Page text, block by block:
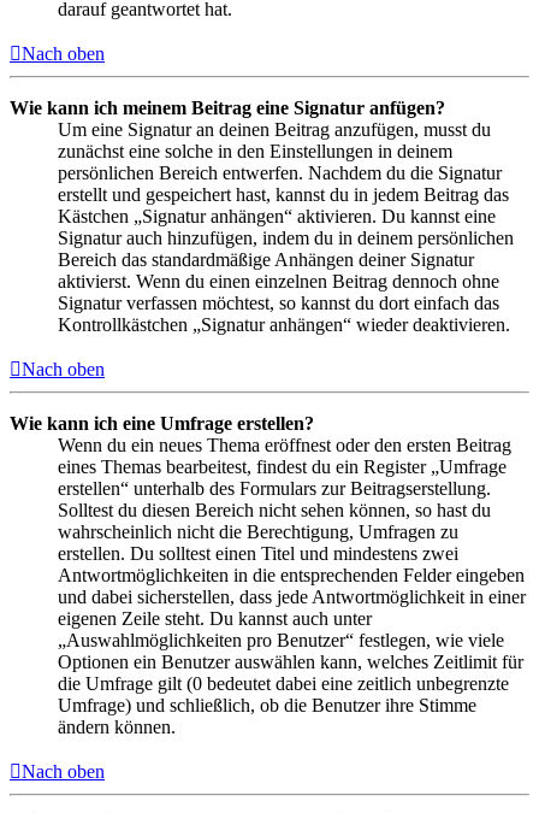
darauf geantwortet hat.
Nach oben
Wie kann ich meinem Beitrag eine Signatur anfügen?
Um eine Signatur an deinen Beitrag anzufügen, musst du
zunächst eine solche in den Einstellungen in deinem
persönlichen Bereich entwerfen. Nachdem du die Signatur
erstellt und gespeichert hast, kannst du in jedem Beitrag das
Kästchen „Signatur anhängen“ aktivieren. Du kannst eine
Signatur auch hinzufügen, indem du in deinem persönlichen
Bereich das standardmäßige Anhängen deiner Signatur
aktivierst. Wenn du einen einzelnen Beitrag dennoch ohne
Signatur verfassen möchtest, so kannst du dort einfach das
Kontrollkästchen „Signatur anhängen“ wieder deaktivieren.
Nach oben
Wie kann ich eine Umfrage erstellen?
Wenn du ein neues Thema eröffnest oder den ersten Beitrag
eines Themas bearbeitest, findest du ein Register „Umfrage
erstellen“ unterhalb des Formulars zur Beitragserstellung.
Solltest du diesen Bereich nicht sehen können, so hast du
wahrscheinlich nicht die Berechtigung, Umfragen zu
erstellen. Du solltest einen Titel und mindestens zwei
Antwortmöglichkeiten in die entsprechenden Felder eingeben
und dabei sicherstellen, dass jede Antwortmöglichkeit in einer
eigenen Zeile steht. Du kannst auch unter
„Auswahlmöglichkeiten pro Benutzer“ festlegen, wie viele
Optionen ein Benutzer auswählen kann, welches Zeitlimit für
die Umfrage gilt (0 bedeutet dabei eine zeitlich unbegrenzte
Umfrage) und schließlich, ob die Benutzer ihre Stimme
ändern können.
Nach oben